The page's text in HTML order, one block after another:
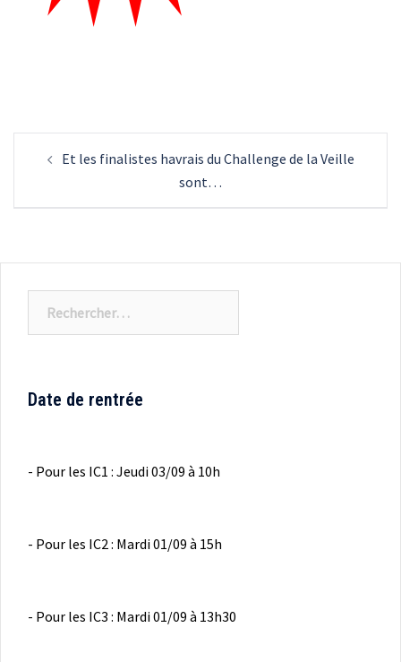
d’articleEt les finalistes havrais du Challenge de la Veille
sont…
Date de rentrée
- Pour les IC1 : Jeudi 03/09 à 10h
- Pour les IC2 : Mardi 01/09 à 15h
- Pour les IC3 : Mardi 01/09 à 13h30